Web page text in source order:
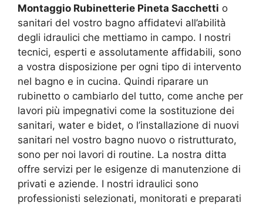
Montaggio Rubinetterie Pineta Sacchetti o
sanitari del vostro bagno affidatevi all’abilità
degli idraulici che mettiamo in campo. I nostri
tecnici, esperti e assolutamente affidabili, sono
a vostra disposizione per ogni tipo di intervento
nel bagno e in cucina. Quindi riparare un
rubinetto o cambiarlo del tutto, come anche per
lavori più impegnativi come la sostituzione dei
sanitari, water e bidet, o l’installazione di nuovi
sanitari nel vostro bagno nuovo o ristrutturato,
sono per noi lavori di routine. La nostra ditta
offre servizi per le esigenze di manutenzione di
privati e aziende. I nostri idraulici sono
professionisti selezionati, monitorati e preparati